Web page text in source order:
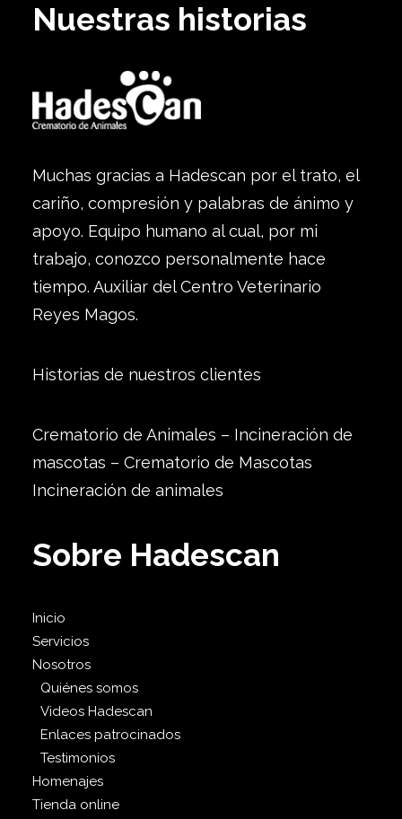
Nuestras historias
Muchas gracias a Hadescan por el trato, el
cariño, compresión y palabras de ánimo y
apoyo. Equipo humano al cual, por mi
trabajo, conozco personalmente hace
tiempo. Auxiliar del Centro Veterinario
Reyes Magos.
Historias de nuestros clientes
Crematorio de Animales – Incineración de
mascotas – Crematorio de Mascotas
Incineración de animales
Sobre Hadescan
Inicio
Servicios
Nosotros
Quiénes somos
Videos Hadescan
Enlaces patrocinados
Testimonios
Homenajes
Tienda online